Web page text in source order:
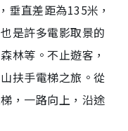
垂直差距為135米，
是許多電影取景的
林等。不止遊客，
扶手電梯之旅。從
，一路向上，沿途